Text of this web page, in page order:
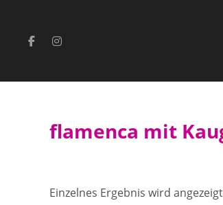
Inhalt
flamenca mit
Einzelnes Ergebnis wird angezeigt